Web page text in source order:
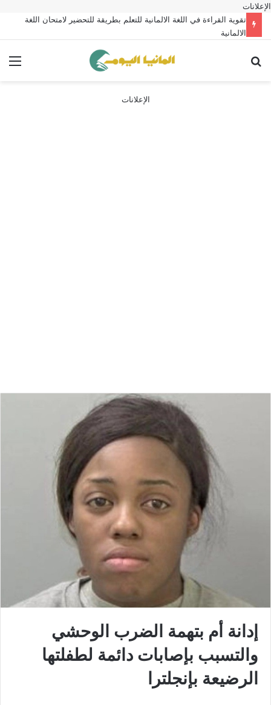
الإعلانات
تقوية القراءة في اللغة الالمانية للتعلم بطريقة للتحضير لامتحان اللغة
الالمانية
الإعلانات
إدانة أم بتهمة الضرب الوحشي
والتسبب بإصابات دائمة لطفلتها
الرضيعة بإنجلترا